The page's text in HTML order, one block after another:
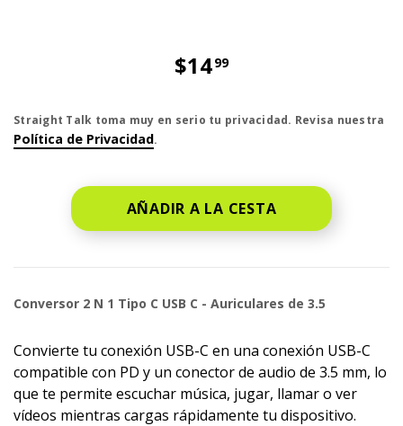
$1499
Straight Talk toma muy en serio tu privacidad. Revisa nuestra
Política de Privacidad.
AÑADIR A LA CESTA
Conversor 2 N 1 Tipo C USB C - Auriculares de 3.5
Convierte tu conexión USB-C en una conexión USB-C
compatible con PD y un conector de audio de 3.5 mm, lo
que te permite escuchar música, jugar, llamar o ver
vídeos mientras cargas rápidamente tu dispositivo.